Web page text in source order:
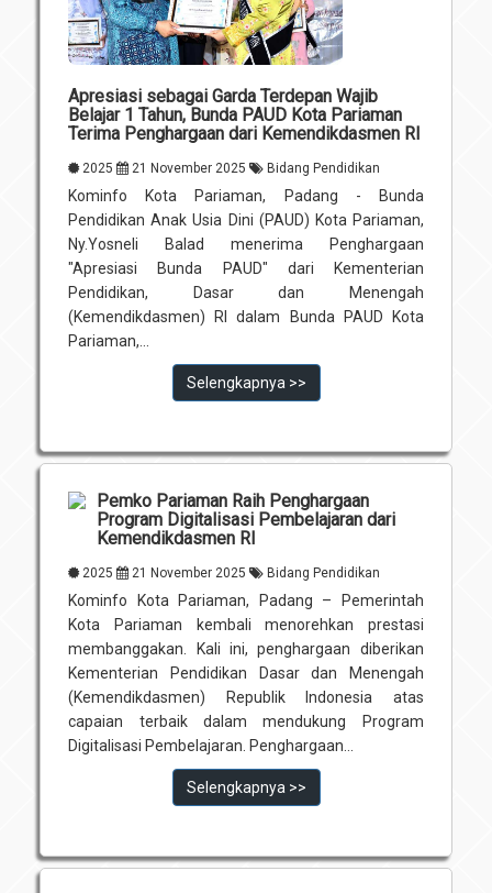
Apresiasi sebagai Garda Terdepan Wajib
Belajar 1 Tahun, Bunda PAUD Kota Pariaman
Terima Penghargaan dari Kemendikdasmen RI
2025 21 November 2025 Bidang Pendidikan
Kominfo Kota Pariaman, Padang - Bunda
Pendidikan Anak Usia Dini (PAUD) Kota Pariaman,
Ny.Yosneli Balad menerima Penghargaan
"Apresiasi Bunda PAUD" dari Kementerian
Pendidikan, Dasar dan Menengah
(Kemendikdasmen) RI dalam Bunda PAUD Kota
Pariaman,...
Selengkapnya >>
Pemko Pariaman Raih Penghargaan
Program Digitalisasi Pembelajaran dari
Kemendikdasmen RI
2025 21 November 2025 Bidang Pendidikan
Kominfo Kota Pariaman, Padang – Pemerintah
Kota Pariaman kembali menorehkan prestasi
membanggakan. Kali ini, penghargaan diberikan
Kementerian Pendidikan Dasar dan Menengah
(Kemendikdasmen) Republik Indonesia atas
capaian terbaik dalam mendukung Program
Digitalisasi Pembelajaran. Penghargaan...
Selengkapnya >>